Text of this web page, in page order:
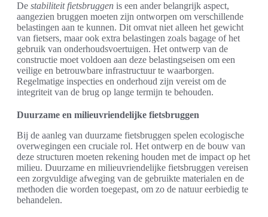
De stabiliteit fietsbruggen is een ander belangrijk aspect,
aangezien bruggen moeten zijn ontworpen om verschillende
belastingen aan te kunnen. Dit omvat niet alleen het gewicht
van fietsers, maar ook extra belastingen zoals bagage of het
gebruik van onderhoudsvoertuigen. Het ontwerp van de
constructie moet voldoen aan deze belastingseisen om een
veilige en betrouwbare infrastructuur te waarborgen.
Regelmatige inspecties en onderhoud zijn vereist om de
integriteit van de brug op lange termijn te behouden.
Duurzame en milieuvriendelijke fietsbruggen
Bij de aanleg van duurzame fietsbruggen spelen ecologische
overwegingen een cruciale rol. Het ontwerp en de bouw van
deze structuren moeten rekening houden met de impact op het
milieu. Duurzame en milieuvriendelijke fietsbruggen vereisen
een zorgvuldige afweging van de gebruikte materialen en de
methoden die worden toegepast, om zo de natuur eerbiedig te
behandelen.